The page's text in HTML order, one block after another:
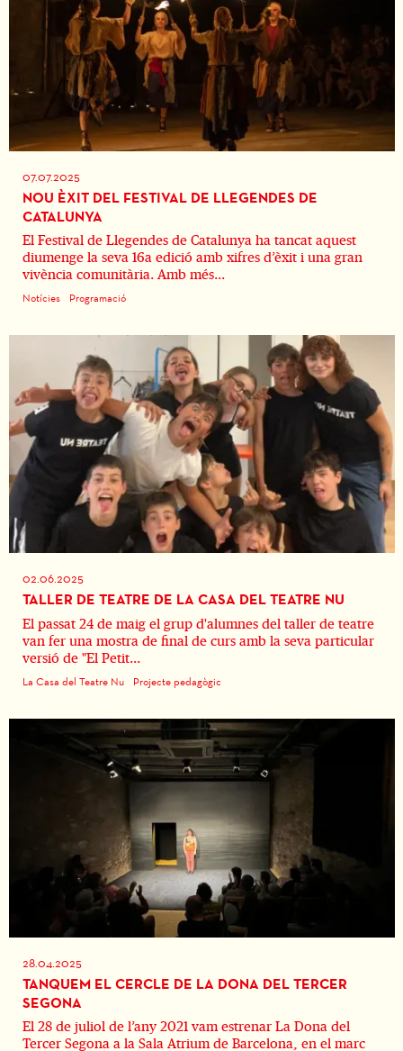
07.07.2025
NOU ÈXIT DEL FESTIVAL DE LLEGENDES DE
CATALUNYA
El Festival de Llegendes de Catalunya ha tancat aquest
diumenge la seva 16a edició amb xifres d’èxit i una gran
vivència comunitària. Amb més...
Notícies Programació
02.06.2025
TALLER DE TEATRE DE LA CASA DEL TEATRE NU
El passat 24 de maig el grup d'alumnes del taller de teatre
van fer una mostra de final de curs amb la seva particular
versió de "El Petit...
La Casa del Teatre Nu Projecte pedagògic
28.04.2025
TANQUEM EL CERCLE DE LA DONA DEL TERCER
SEGONA
El 28 de juliol de l’any 2021 vam estrenar La Dona del
Tercer Segona a la Sala Atrium de Barcelona, en el marc